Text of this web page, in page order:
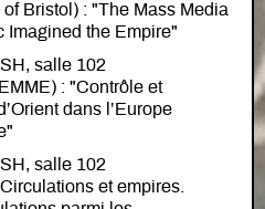
Bristol) : "The Mass Media
Imagined the Empire"
salle 102
: "Contrôle et
dans l’Europe
salle 102
et empires.